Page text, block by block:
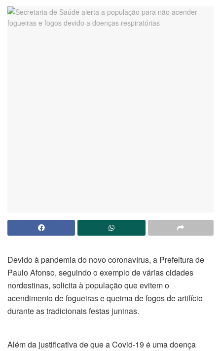
Devido à pandemia do novo coronavírus, a Prefeitura de
Paulo Afonso, seguindo o exemplo de várias cidades
nordestinas, solicita à população que evitem o
acendimento de fogueiras e queima de fogos de artifício
durante as tradicionais festas juninas.
Além da justificativa de que a Covid-19 é uma doença